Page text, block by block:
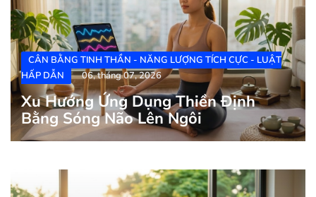
CÂN BẰNG TINH THẦN - NĂNG LƯỢNG TÍCH CỰC - LUẬT
HẤP DẪN
06, tháng 07, 2026
Xu Hướng Ứng Dụng Thiền Định
Bằng Sóng Não Lên Ngôi